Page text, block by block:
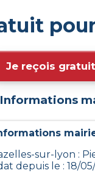
Je reçois
Informations
sur-lyon :
depuis le : 18/